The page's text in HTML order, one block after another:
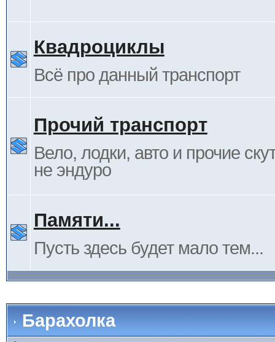
Квадроциклы
Всё про данный транспорт
Прочий транспорт
Вело, лодки, авто и прочие
не эндуро
Памяти...
Пусть здесь будет мало тем...
Барахолка